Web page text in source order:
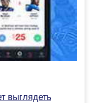
выглядеть